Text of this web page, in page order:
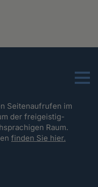
Menu
Seitenaufrufen im
der freigeistig-
Raum.
finden Sie hier.